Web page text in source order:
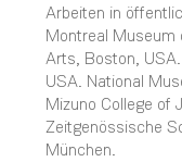
Arbeiten in
Montreal Museum
Arts, Boston,
USA. National
Mizuno College of
Zeitgenössische
München.